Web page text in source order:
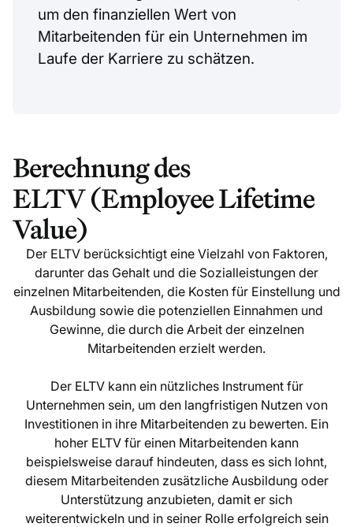
um den finanziellen Wert von
Mitarbeitenden für ein Unternehmen im
Laufe der Karriere zu schätzen.
Berechnung des
ELTV (Employee Lifetime
Value)
Der ELTV berücksichtigt eine Vielzahl von Faktoren,
darunter das Gehalt und die Sozialleistungen der
einzelnen Mitarbeitenden, die Kosten für Einstellung und
Ausbildung sowie die potenziellen Einnahmen und
Gewinne, die durch die Arbeit der einzelnen
Mitarbeitenden erzielt werden.
Der ELTV kann ein nützliches Instrument für
Unternehmen sein, um den langfristigen Nutzen von
Investitionen in ihre Mitarbeitenden zu bewerten. Ein
hoher ELTV für einen Mitarbeitenden kann
beispielsweise darauf hindeuten, dass es sich lohnt,
diesem Mitarbeitenden zusätzliche Ausbildung oder
Unterstützung anzubieten, damit er sich
weiterentwickeln und in seiner Rolle erfolgreich sein